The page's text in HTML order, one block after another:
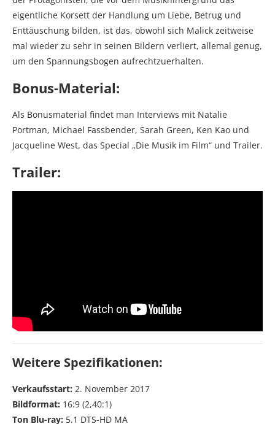
eigentliche Korsett der Handlung um Liebe, Betrug und
Enttäuschung bilden, ist das, obwohl sich Malick zeitweise
mal wieder zu sehr in seinen Bildern verliert, allemal genug,
um den Spannungsbogen aufrechtzuerhalten.
Bonus-Material:
Als Bonusmaterial findet man Interviews mit Natalie
Portman, Michael Fassbender, Sarah Green, Ken Kao und
Jacqueline West, das Special „Die Musik im Film“ und Trailer.
Trailer:
Weitere Spezifikationen:
Verkaufsstart: 2. November 2017
Bildformat: 16:9 (2,40:1)
Ton Blu-ray: 5.1 DTS-HD MA